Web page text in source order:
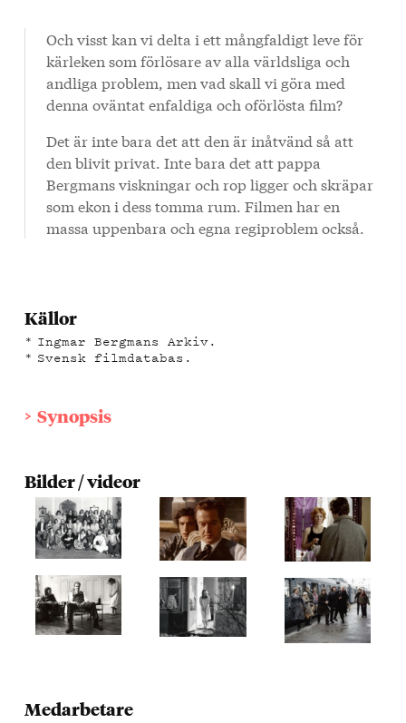
Och visst kan vi delta i ett mångfaldigt leve för
kärleken som förlösare av alla världsliga och
andliga problem, men vad skall vi göra med
denna oväntat enfaldiga och oförlösta film?
Det är inte bara det att den är inåtvänd så att
den blivit privat. Inte bara det att pappa
Bergmans viskningar och rop ligger och skräpar
som ekon i dess tomma rum. Filmen har en
massa uppenbara och egna regiproblem också.
Källor
Ingmar Bergmans Arkiv.
Svensk filmdatabas.
Synopsis
Bilder / videor
Medarbetare